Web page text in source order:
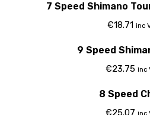
7 Speed Shimano
€18.71 inc
9 Speed
€23.75 inc
8 Speed
€25.07 inc